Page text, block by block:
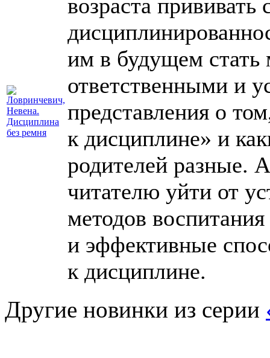
возраста прививать
им в будущем
ответственными и
представления о
к дисциплине» и
родителей разные.
читателю уйти от
методов
и эффективные
к дисциплине.
Другие новинки из серии